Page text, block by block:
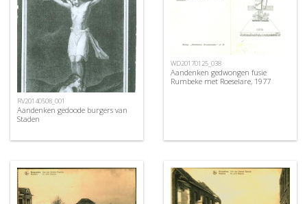
RV20140508_001
Aandenken gedoode burgers van
Staden
WD20170125_038
Aandenken gedwongen fusie
Rumbeke met Roeselare, 1977